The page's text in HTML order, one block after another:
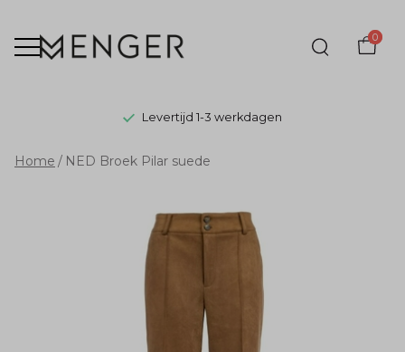
0
Levertijd 1-3 werkdagen
NED
Home NED Broek Pilar suede